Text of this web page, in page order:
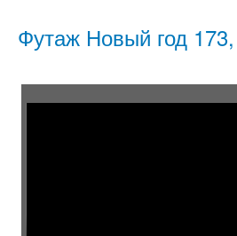
Футаж Новый год